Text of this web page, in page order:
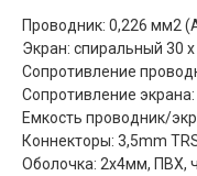
Проводник: 0,226 мм2
Экран: спиральный 30
Сопротивление
Сопротивление
Емкость проводник/
Коннекторы: 3,5mm
Оболочка: 2х4мм, ПВХ,